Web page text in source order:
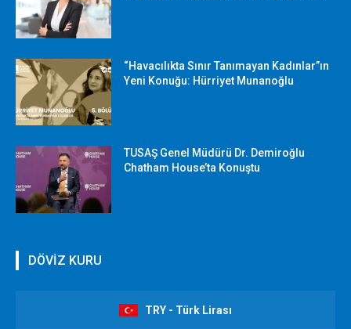
“Havacılıkta Sınır Tanımayan Kadınlar”ın
Yeni Konuğu: Hürriyet Munanoğlu
TUSAŞ Genel Müdürü Dr. Demiroğlu
Chatham House’ta Konuştu
DÖVİZ KURU
TRY - Türk Lirası